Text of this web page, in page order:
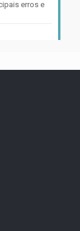
erros e